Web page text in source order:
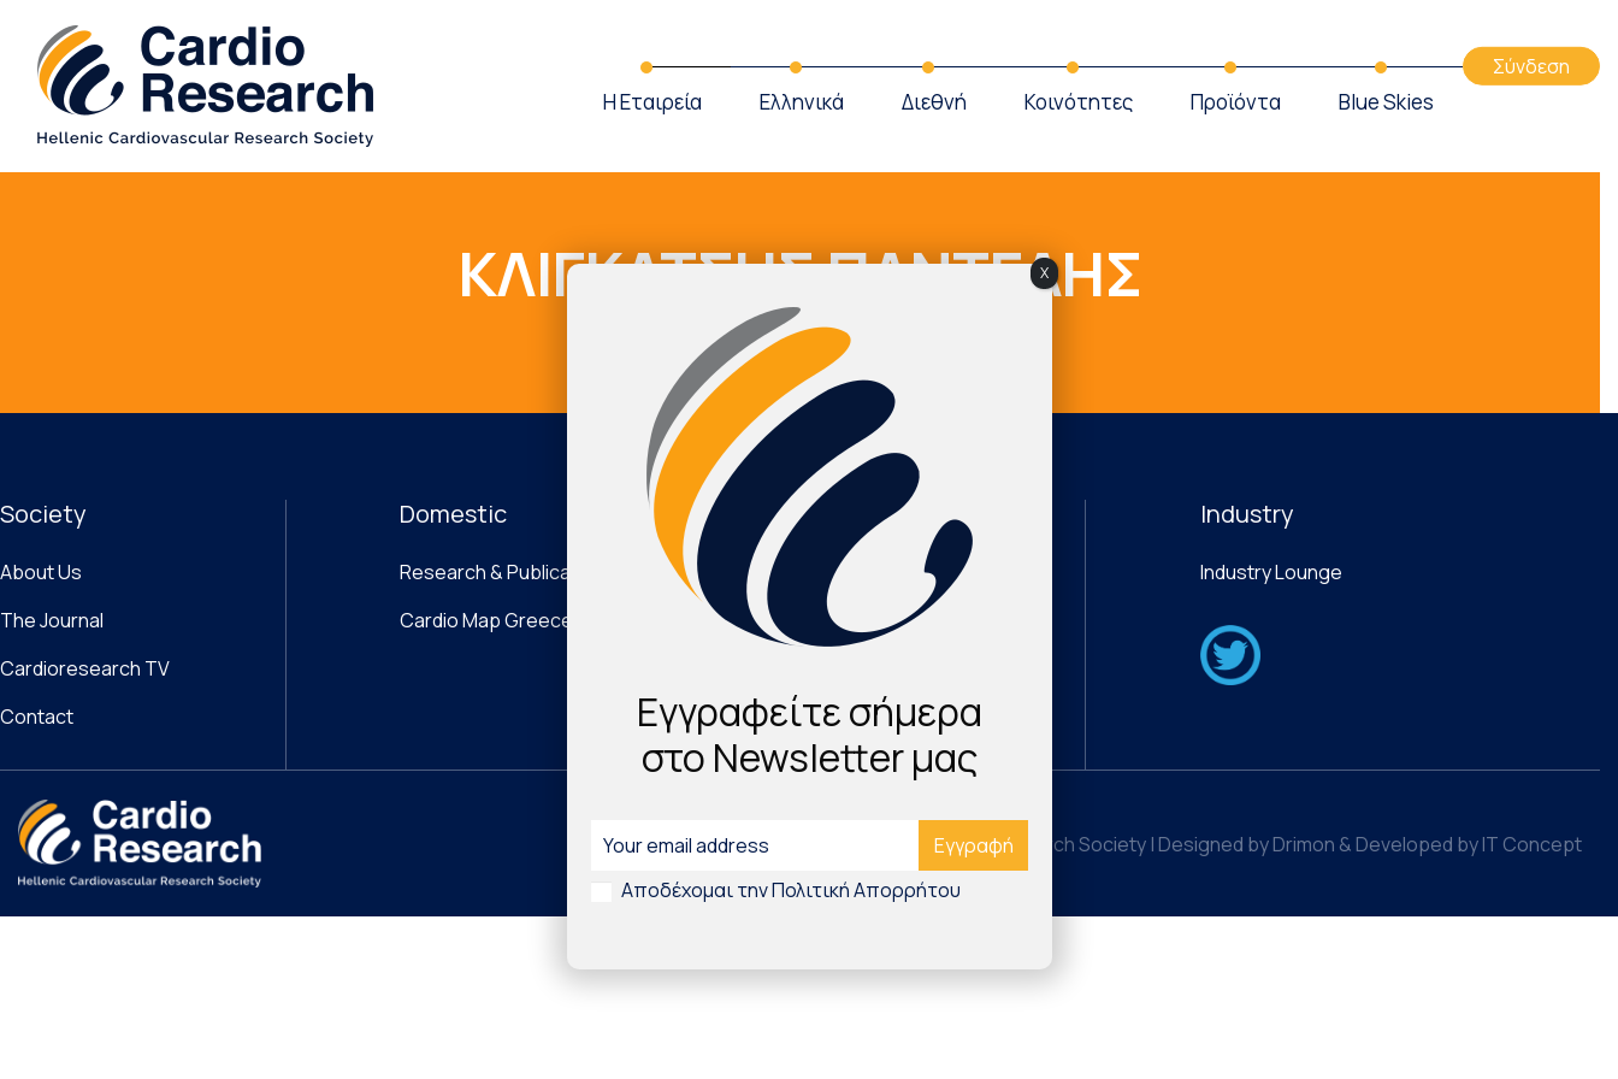
Η Εταιρεία Ελληνικά Διεθνή Κοινότητες Προϊόντα Blue Skies
Σύνδεση
ΚΛΙΓΚΑΤΣΗΣ ΠΑΝΤΕΛΗΣ
Cardio Map Greece ΚΛΙΓΚΑΤΣΗΣ ΠΑΝΤΕΛΗΣ
Society
About Us
The Journal
Cardioresearch TV
Contact
Domestic
Research & Publications
Cardio Map Greece
International
Νέα Τεχνολογικά Προϊόντα
Digital Health & Innovation
Industry
Industry Lounge
©2026 Hellenic Cardiovascular Research Society | Designed by Drimon & Developed by IT Concept
Εγγραφείτε σήμερα
στο Newsletter μας
Αποδέχομαι την Πολιτική Απορρήτου
X